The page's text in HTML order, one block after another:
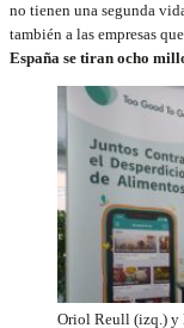
no tienen una segunda
también a las empresas
España se tiran ocho
Oriol Reull (izq.) y